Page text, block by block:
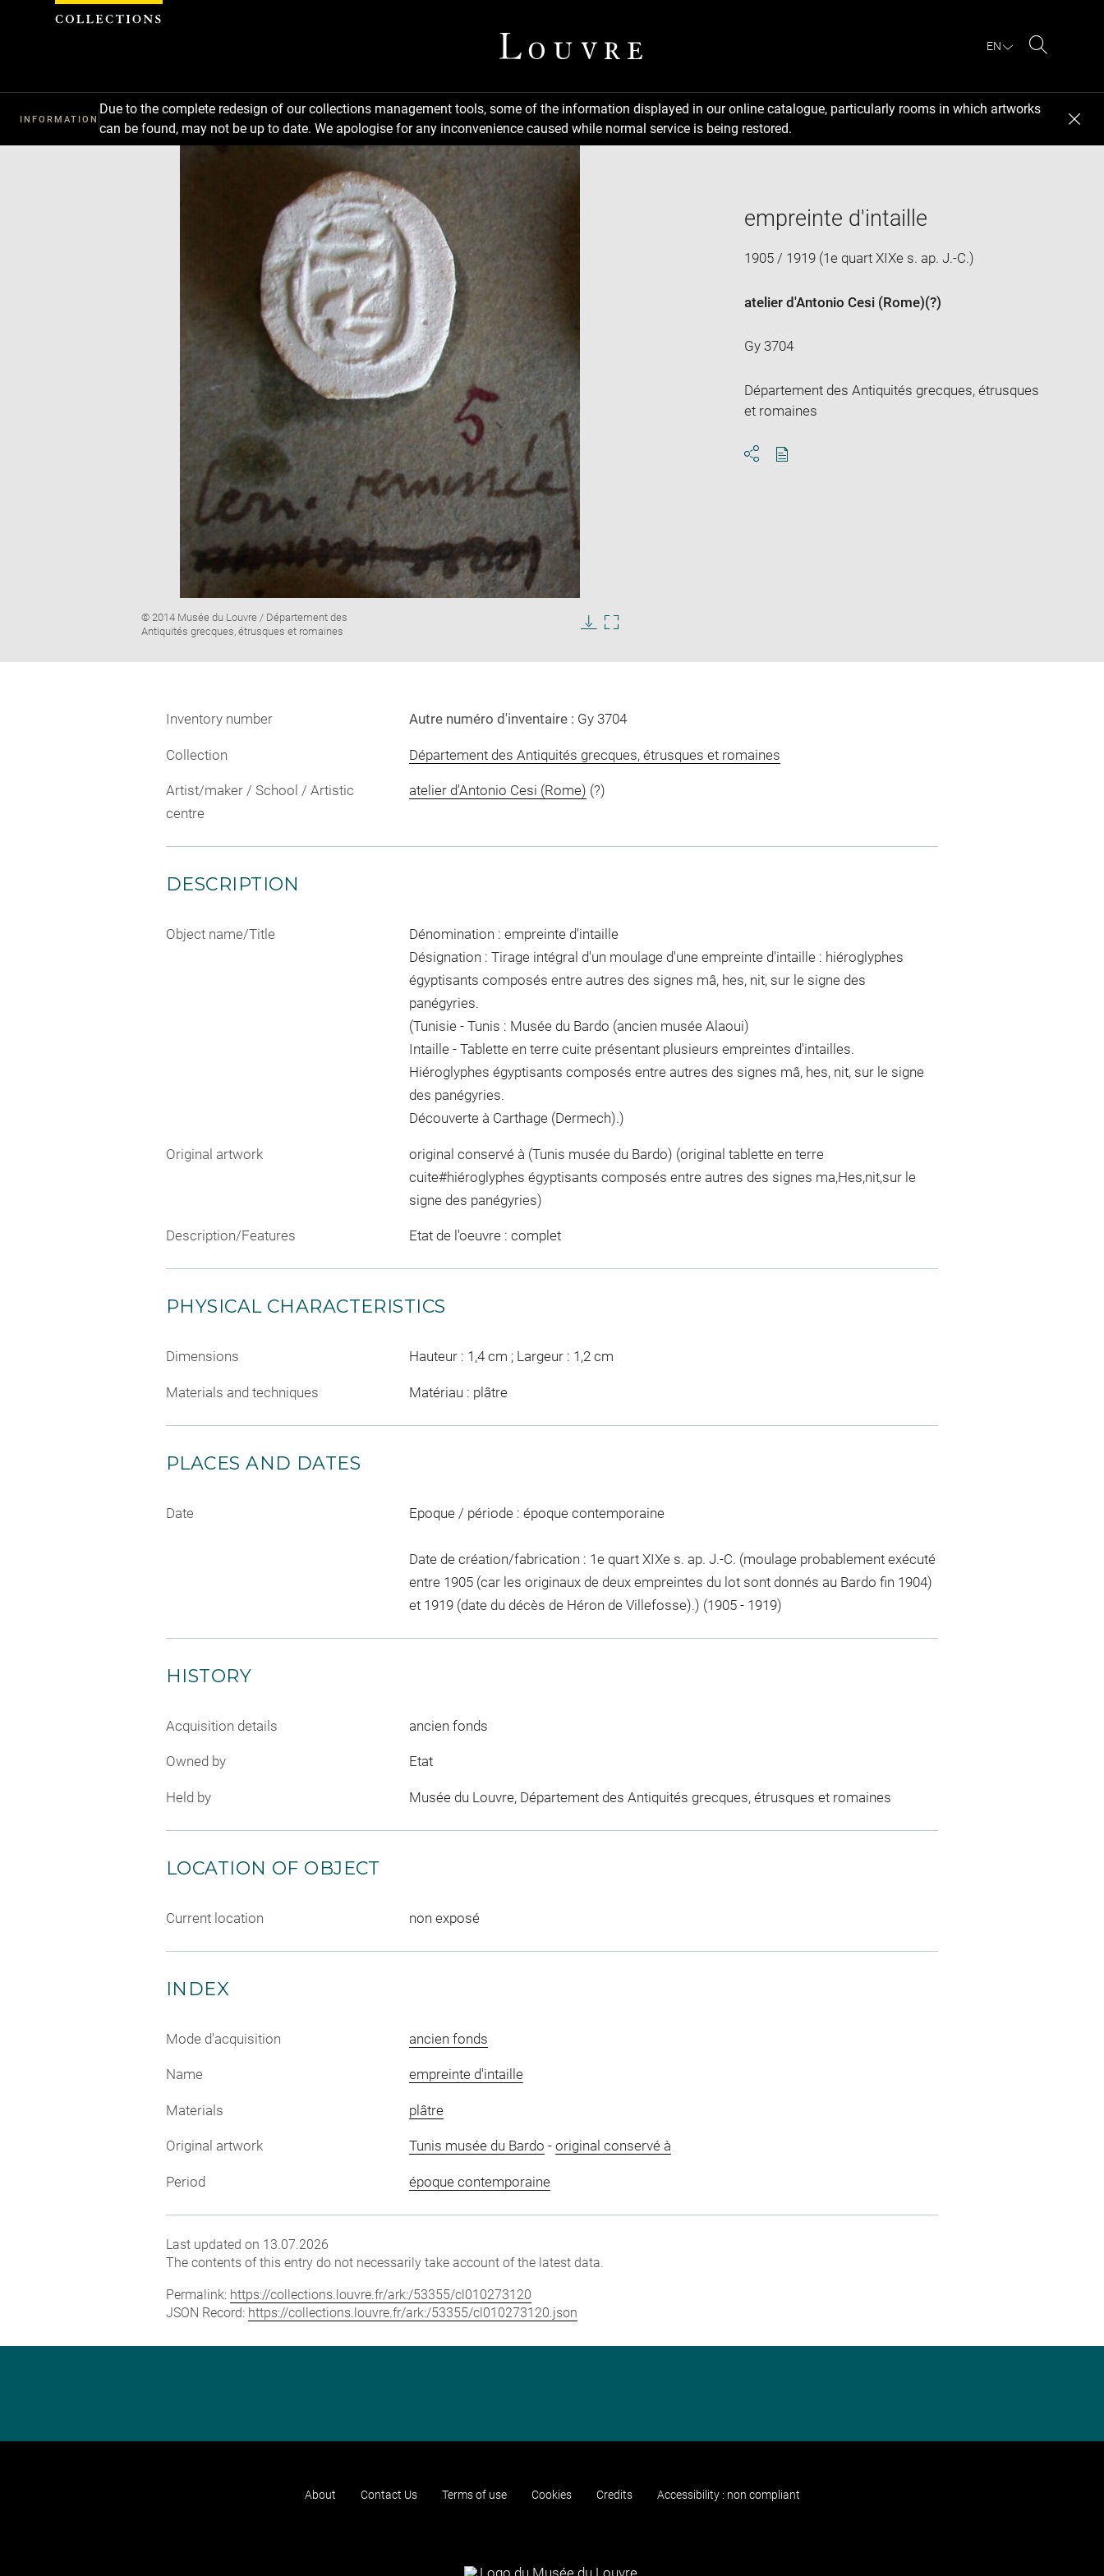
EN
INFORMATION
Due to the complete redesign of our collections management tools, some of the information displayed in our online catalogue, particularly rooms in which artworks
can be found, may not be up to date. We apologise for any inconvenience caused while normal service is being restored.
Image
caption:
© 2014 Musée du Louvre / Département des
Antiquités grecques, étrusques et romaines
empreinte d'intaille
1905 / 1919 (1e quart XIXe s. ap. J.-C.)
atelier d'Antonio Cesi (Rome)(?)
Gy 3704
Département des Antiquités grecques, étrusques
et romaines
Inventory number Autre numéro d'inventaire : Gy 3704
Collection Département des Antiquités grecques, étrusques et romaines
Artist/maker / School / Artistic
centre
atelier d'Antonio Cesi (Rome) (?)
DESCRIPTION
Object name/Title
Dénomination : empreinte d'intaille
Désignation : Tirage intégral d'un moulage d'une empreinte d'intaille : hiéroglyphes
égyptisants composés entre autres des signes mâ, hes, nit, sur le signe des
panégyries.
(Tunisie - Tunis : Musée du Bardo (ancien musée Alaoui)
Intaille - Tablette en terre cuite présentant plusieurs empreintes d'intailles.
Hiéroglyphes égyptisants composés entre autres des signes mâ, hes, nit, sur le signe
des panégyries.
Découverte à Carthage (Dermech).)
Original artwork
original conservé à (Tunis musée du Bardo) (original tablette en terre
cuite#hiéroglyphes égyptisants composés entre autres des signes ma,Hes,nit,sur le
signe des panégyries)
Description/Features Etat de l'oeuvre : complet
PHYSICAL CHARACTERISTICS
Dimensions Hauteur : 1,4 cm ; Largeur : 1,2 cm
Materials and techniques Matériau : plâtre
PLACES AND DATES
Date Epoque / période : époque contemporaine
Date de création/fabrication : 1e quart XIXe s. ap. J.-C. (moulage probablement exécuté
entre 1905 (car les originaux de deux empreintes du lot sont donnés au Bardo fin 1904)
et 1919 (date du décès de Héron de Villefosse).) (1905 - 1919)
HISTORY
Acquisition details ancien fonds
Owned by Etat
Held by Musée du Louvre, Département des Antiquités grecques, étrusques et romaines
LOCATION OF OBJECT
Current location non exposé
INDEX
Mode d'acquisition ancien fonds
Name empreinte d'intaille
Materials plâtre
Original artwork Tunis musée du Bardo - original conservé à
Period époque contemporaine
Last updated on 13.07.2026
The contents of this entry do not necessarily take account of the latest data.
Permalink: https://collections.louvre.fr/ark:/53355/cl010273120
JSON Record: https://collections.louvre.fr/ark:/53355/cl010273120.json
About Contact Us Terms of use Cookies Credits Accessibility : non compliant
Cookies management panel